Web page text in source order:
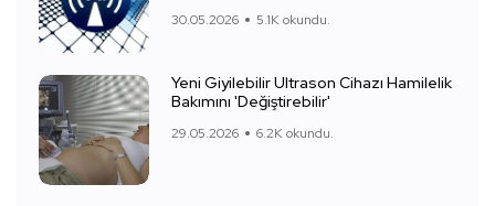
30.05.2026 5.1K okundu.
Yeni Giyilebilir Ultrason Cihazı Hamilelik
Bakımını 'Değiştirebilir'
29.05.2026 6.2K okundu.